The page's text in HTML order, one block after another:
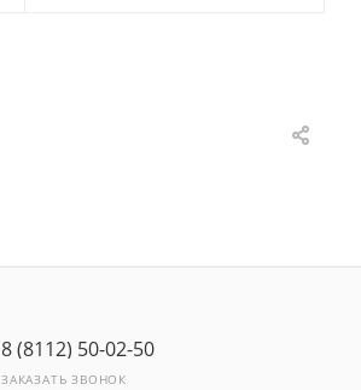
8 (8112) 50-02-50
ЗАКАЗАТЬ ЗВОНОК